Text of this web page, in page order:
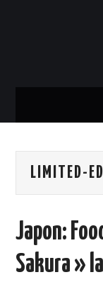
DISTRIBUTION
DIGITAL
LIMITED-
Japon:
Sakura »